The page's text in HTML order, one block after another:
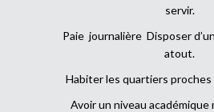
servir.
Paie journalière Disposer
atout.
Habiter les quartiers proches
Avoir un niveau académique